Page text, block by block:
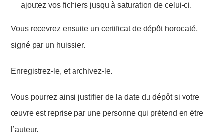
ajoutez vos fichiers jusqu’à saturation de celui-ci.
Vous recevrez ensuite un certificat de dépôt horodaté,
signé par un huissier.
Enregistrez-le, et archivez-le.
Vous pourrez ainsi justifier de la date du dépôt si votre
œuvre est reprise par une personne qui prétend en être
l’auteur.